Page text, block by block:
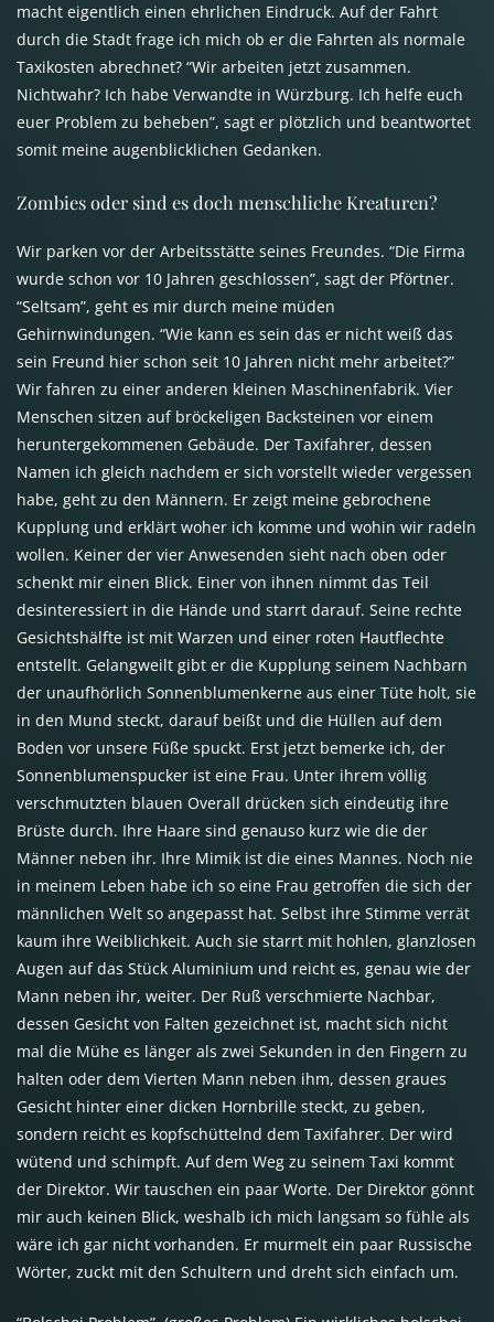
macht eigentlich einen ehrlichen Eindruck. Auf der Fahrt
durch die Stadt frage ich mich ob er die Fahrten als normale
Taxikosten abrechnet? “Wir arbeiten jetzt zusammen.
Nichtwahr? Ich habe Verwandte in Würzburg. Ich helfe euch
euer Problem zu beheben”, sagt er plötzlich und beantwortet
somit meine augenblicklichen Gedanken.
Zombies oder sind es doch menschliche Kreaturen?
Wir parken vor der Arbeitsstätte seines Freundes. “Die Firma
wurde schon vor 10 Jahren geschlossen”, sagt der Pförtner.
“Seltsam”, geht es mir durch meine müden
Gehirnwindungen. “Wie kann es sein das er nicht weiß das
sein Freund hier schon seit 10 Jahren nicht mehr arbeitet?”
Wir fahren zu einer anderen kleinen Maschinenfabrik. Vier
Menschen sitzen auf bröckeligen Backsteinen vor einem
heruntergekommenen Gebäude. Der Taxifahrer, dessen
Namen ich gleich nachdem er sich vorstellt wieder vergessen
habe, geht zu den Männern. Er zeigt meine gebrochene
Kupplung und erklärt woher ich komme und wohin wir radeln
wollen. Keiner der vier Anwesenden sieht nach oben oder
schenkt mir einen Blick. Einer von ihnen nimmt das Teil
desinteressiert in die Hände und starrt darauf. Seine rechte
Gesichtshälfte ist mit Warzen und einer roten Hautflechte
entstellt. Gelangweilt gibt er die Kupplung seinem Nachbarn
der unaufhörlich Sonnenblumenkerne aus einer Tüte holt, sie
in den Mund steckt, darauf beißt und die Hüllen auf dem
Boden vor unsere Füße spuckt. Erst jetzt bemerke ich, der
Sonnenblumenspucker ist eine Frau. Unter ihrem völlig
verschmutzten blauen Overall drücken sich eindeutig ihre
Brüste durch. Ihre Haare sind genauso kurz wie die der
Männer neben ihr. Ihre Mimik ist die eines Mannes. Noch nie
in meinem Leben habe ich so eine Frau getroffen die sich der
männlichen Welt so angepasst hat. Selbst ihre Stimme verrät
kaum ihre Weiblichkeit. Auch sie starrt mit hohlen, glanzlosen
Augen auf das Stück Aluminium und reicht es, genau wie der
Mann neben ihr, weiter. Der Ruß verschmierte Nachbar,
dessen Gesicht von Falten gezeichnet ist, macht sich nicht
mal die Mühe es länger als zwei Sekunden in den Fingern zu
halten oder dem Vierten Mann neben ihm, dessen graues
Gesicht hinter einer dicken Hornbrille steckt, zu geben,
sondern reicht es kopfschüttelnd dem Taxifahrer. Der wird
wütend und schimpft. Auf dem Weg zu seinem Taxi kommt
der Direktor. Wir tauschen ein paar Worte. Der Direktor gönnt
mir auch keinen Blick, weshalb ich mich langsam so fühle als
wäre ich gar nicht vorhanden. Er murmelt ein paar Russische
Wörter, zuckt mit den Schultern und dreht sich einfach um.